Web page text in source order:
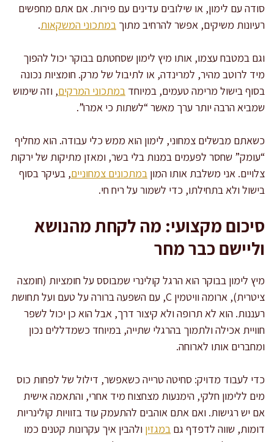
סודה עם לימון, או שילובים עדינים עם פירות. אם אתם מחפשים
רעיונות משיקים, אפשר להרחיב מתוך במתכוני המשקאות.
וגם במטבח עצמו, אותו מיץ לימון שסחטתם בבוקר יכול להפוך
מיד לרוטב מהיר, למרינדה, או לתיבול של מרק. חומציות נכונה
בסוף בישול מרימה טעמים, במיוחד במתכוני המרקים, וזה שימוש
שמביא הרבה יותר ערך מאשר “לשתות כי אמרו”.
כשאתם מבשלים צמחוני, לימון הוא ממש כלי עבודה. הוא מחליף
“עומק” שחסר לפעמים במנות בלי בשר, ומאזן מתיקות של ירקות
צלויים. אני משלבת אותו המון במתכונים צמחוניים, בעיקר בסוף
בישול ולא בתחילתו, כדי לשמור על ריח חי.
סיכום מקצועי: מה לקחת מהנושא
וליישם כבר מחר
מיץ לימון בבוקר הוא הרגל קולינרי שמבוסס על חומציות (חומצה
ציטרית), ארומה וויטמין C, עם השפעה ברורה על טעם ועל תחושת
רעננות. הוא לא תרופה ולא קיצור דרך, אבל הוא כן יכול לשפר
חוויית אכילה ולתמוך בהרגלי שתייה, במיוחד כשמדללים נכון
ומחברים אותו לארוחה.
כדי לעבוד מדויק: סחיטה טרייה כשאפשר, דילול של לפחות כוס
מים ללימון חלקי, הימנעות מצחצוח מיד אחרי, והתאמה אישית
אם יש רגישות. ואם אתם אוהבים להתעמק עוד בזוויות קולינריות
דומות, שווה לדפדף גם במגזין ולהבין איך עקרונות קטנים כמו